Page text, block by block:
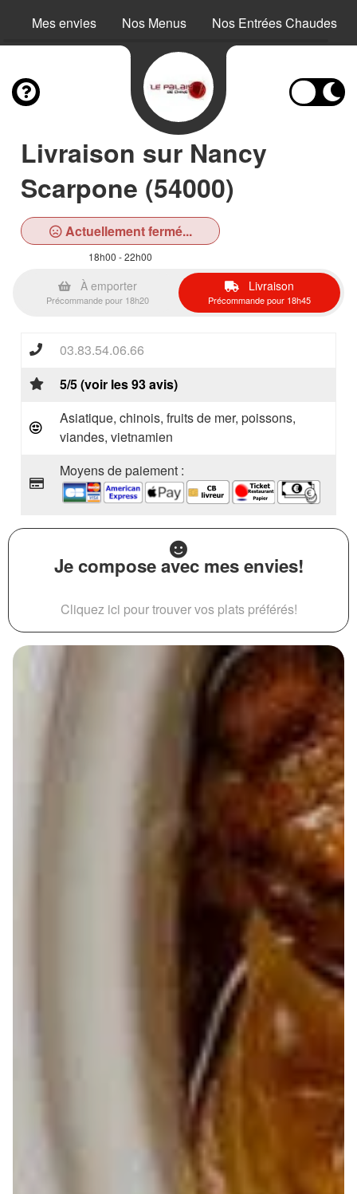
Mes envies Nos Menus Nos Entrées Chaudes
Livraison sur Nancy
Scarpone (54000)
Actuellement fermé...
18h00 - 22h00
À emporter
Précommande pour 18h20
Livraison
Précommande pour 18h45
03.83.54.06.66
5/5 (voir les 93 avis)
Asiatique, chinois, fruits de mer, poissons,
viandes, vietnamien
Moyens de paiement :
Je compose avec mes envies!
Cliquez ici pour trouver vos plats préférés!